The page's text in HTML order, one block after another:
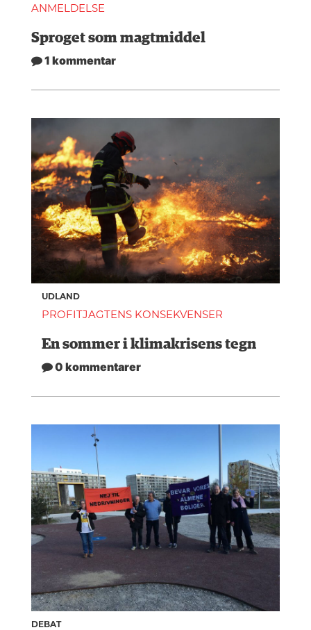
ANMELDELSE
Sproget som magtmiddel
1 kommentar
UDLAND
PROFITJAGTENS KONSEKVENSER
En sommer i klimakrisens tegn
0 kommentarer
DEBAT